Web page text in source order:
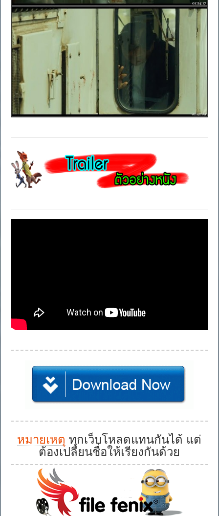
หมายเหตุ ทุกเว็บโหลดแทนกันได้ แต่
ต้องเปลี่ยนชื่อให้เรียงกันด้วย